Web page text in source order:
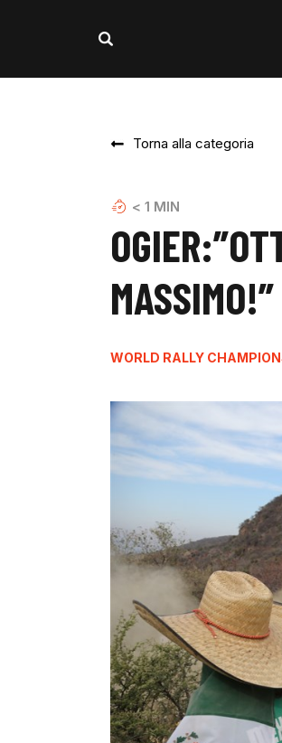
Torna alla categoria
< 1 MIN
MASSIMO!”
WORLD RALLY